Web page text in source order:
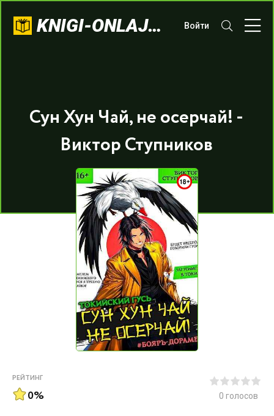
KNIGI-ONLAJN.COM Войти
Сун Хун Чай, не осерчай! -
Виктор Ступников
РЕЙТИНГ
0% 0 голосов